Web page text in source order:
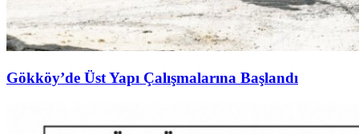
Gökköy’de Üst Yapı Çalışmalarına Başlandı